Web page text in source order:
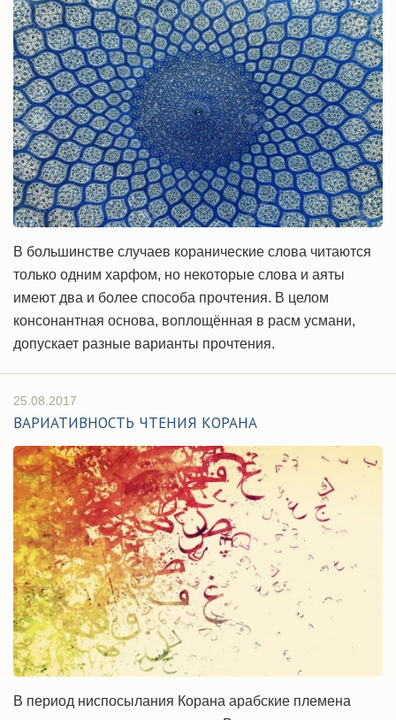
В большинстве случаев коранические слова читаются
только одним xарфом, но некоторые слова и аяты
имеют два и более способа прочтения. В целом
консонантная основа, воплощённая в расм усмани,
допускает разные варианты прочтения.
25.08.2017
ВАРИАТИВНОСТЬ ЧТЕНИЯ КОРАНА
В период ниспосылания Корана арабские племена